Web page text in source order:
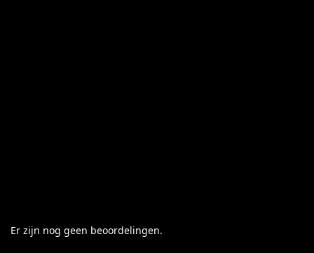
Er zijn nog geen beoordelingen.